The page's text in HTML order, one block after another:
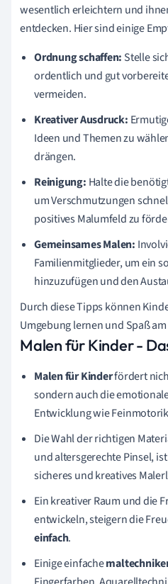
wesentlich erleichtern und
entdecken. Hier sind einige
Ordnung schaffen: Stelle
ordentlich und gut
vermeiden.
Kreativer Ausdruck:
Ideen und Themen zu
drängen.
Reinigung: Halte die
um Verschmutzungen
positives Malumfeld zu
Gemeinsames Malen:
Familienmitglieder, um ein
hinzuzufügen und den
Durch diese Tipps können
Umgebung lernen und Spaß
Malen für Kinder -
Malen für Kinderfördert
sondern auch die
Entwicklung wie
Die Wahl der richtigen
und altersgerechte Pinsel,
sicheres und kreatives
Ein kreativer Raum und die
entwickeln, steigern die
einfach.
Einige einfache